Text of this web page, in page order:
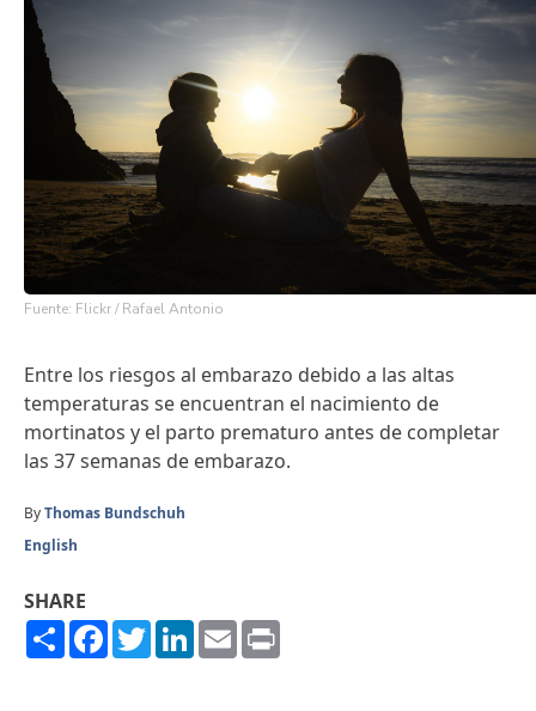
Fuente: Flickr / Rafael Antonio
Entre los riesgos al embarazo debido a las altas
temperaturas se encuentran el nacimiento de
mortinatos y el parto prematuro antes de completar
las 37 semanas de embarazo.
ByThomas Bundschuh
English
SHARE
ShareFacebook
TwitterLinkedIn
Email